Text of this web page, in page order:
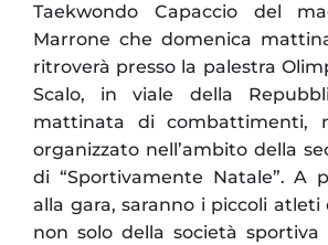
Taekwondo Capaccio del
Marrone che domenica
ritroverà presso la palestra
Scalo, in viale della
mattinata di combattimenti,
organizzato nell’ambito della
di “Sportivamente Natale”. A
alla gara, saranno i piccoli atleti
non solo della società sportiva